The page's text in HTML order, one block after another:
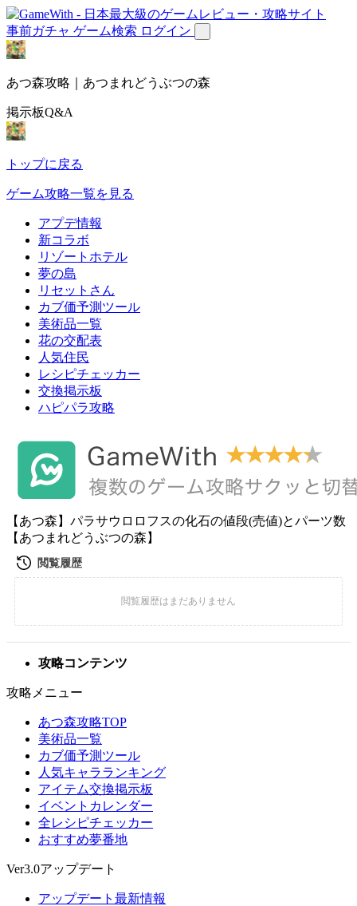
事前ガチャ ゲーム検索 ログイン
あつ森攻略｜あつまれどうぶつの森
掲示板Q&A
トップに戻る
ゲーム攻略一覧を見る
アプデ情報
新コラボ
リゾートホテル
夢の島
リセットさん
カブ価予測ツール
美術品一覧
花の交配表
人気住民
レシピチェッカー
交換掲示板
ハピパラ攻略
【あつ森】パラサウロロフスの化石の値段(売値)とパーツ数
【あつまれどうぶつの森】
攻略コンテンツ
攻略メニュー
あつ森攻略TOP
美術品一覧
カブ価予測ツール
人気キャラランキング
アイテム交換掲示板
イベントカレンダー
全レシピチェッカー
おすすめ夢番地
Ver3.0アップデート
アップデート最新情報